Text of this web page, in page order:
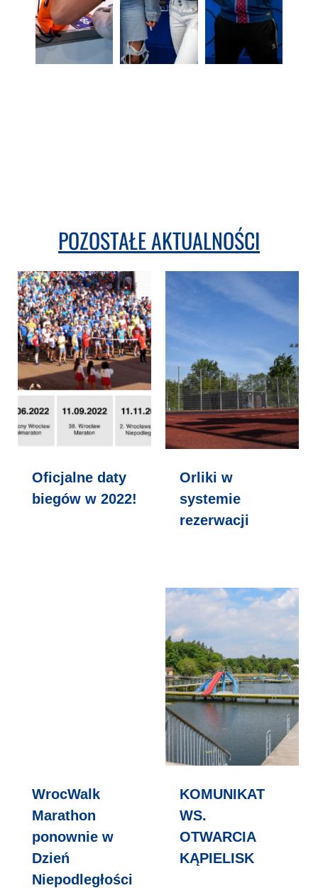
POZOSTAŁE AKTUALNOŚCI
Oficjalne daty
biegów w 2022!
Orliki w
systemie
rezerwacji
WrocWalk
Marathon
ponownie w
Dzień
Niepodległości
KOMUNIKAT
WS.
OTWARCIA
KĄPIELISK